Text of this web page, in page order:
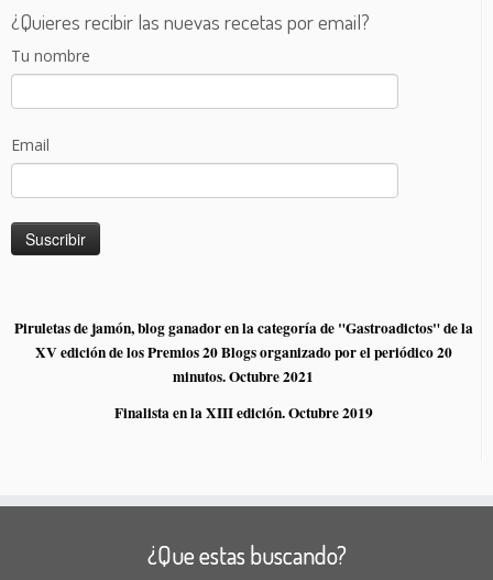
¿Quieres recibir las nuevas recetas por email?
Tu nombre
Email
Piruletas de jamón, blog ganador en la categoría de "Gastroadictos" de la
XV edición de los Premios 20 Blogs organizado por el periódico 20
minutos. Octubre 2021
Finalista en la XIII edición. Octubre 2019
¿Que estas buscando?